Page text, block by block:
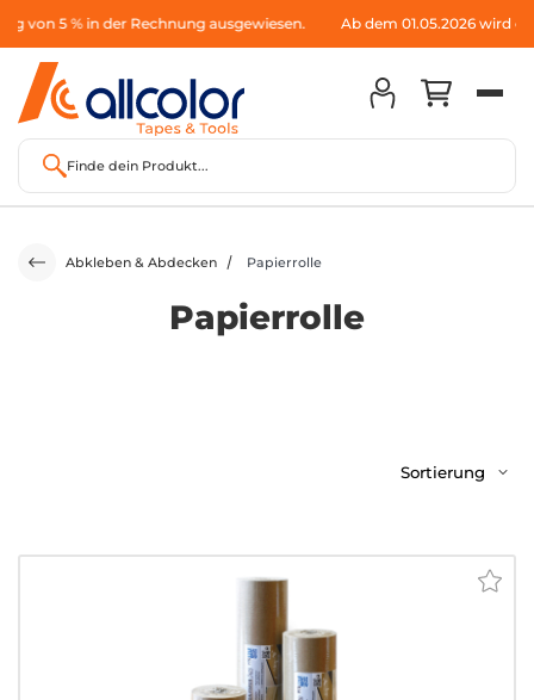
Ab dem 01.05.2026 wird
von 5 % in der Rechnung ausgewiesen.
Finde dein Produkt...
Abkleben & Abdecken Papierrolle
Papierrolle
Sortierung